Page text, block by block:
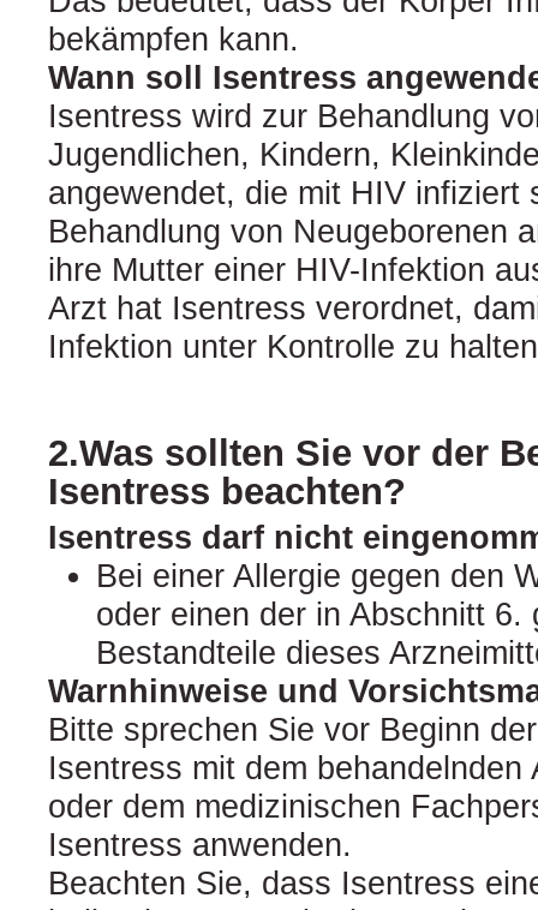
bekämpfen kann.
Wann soll Isentress
Isentress wird zur Behandlung
Jugendlichen, Kindern,
angewendet, die mit HIV infiziert
Behandlung von Neugeborenen
ihre Mutter einer HIV-Infektion
Arzt hat Isentress verordnet,
Infektion unter Kontrolle zu
2.Was sollten Sie vor der
Isentress beachten?
Isentress darf nicht
Bei einer Allergie gegen den
oder einen der in Abschnitt 6.
Bestandteile dieses
Warnhinweise und
Bitte sprechen Sie vor Beginn
Isentress mit dem behandelnden
oder dem medizinischen
Isentress anwenden.
Beachten Sie, dass Isentress